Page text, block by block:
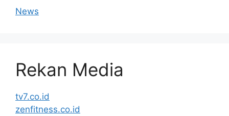
News
Rekan Media
tv7.co.id
zenfitness.co.id